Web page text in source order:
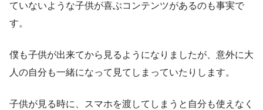
ていないような子供が喜ぶコンテンツがあるのも事実で
す。
僕も子供が出来てから見るようになりましたが、意外に大
人の自分も一緒になって見てしまっていたりします。
子供が見る時に、スマホを渡してしまうと自分も使えなく